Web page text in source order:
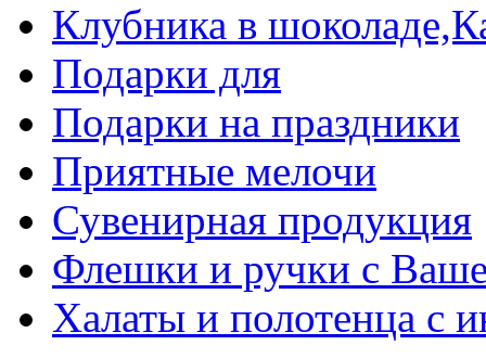
Клубника в
Подарки для
Подарки на праздники
Приятные мелочи
Сувенирная продукция
Флешки и ручки с
Халаты и полотенца с